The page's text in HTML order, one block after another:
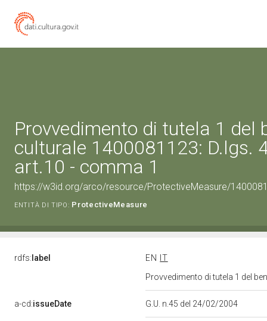
Provvedimento di tutela 1 del
culturale 1400081123: D.lgs.
art.10 - comma 1
https://w3id.org/arco/resource/ProtectiveMeasure/
ENTITÀ DI TIPO: ProtectiveMeasure
rdfs: label EN
IT
Provvedimento di tutela 1 del
a-cd:issueDate G.U. n.45 del 24/02/2004